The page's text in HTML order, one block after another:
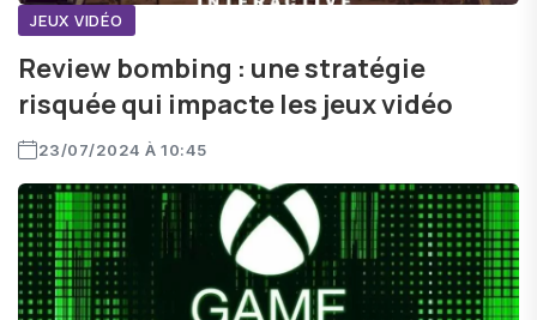
JEUX VIDÉO
Review bombing : une stratégie
risquée qui impacte les jeux vidéo
23/07/2024 À 10:45